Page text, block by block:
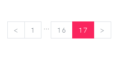
< 1 ... 16 17 >